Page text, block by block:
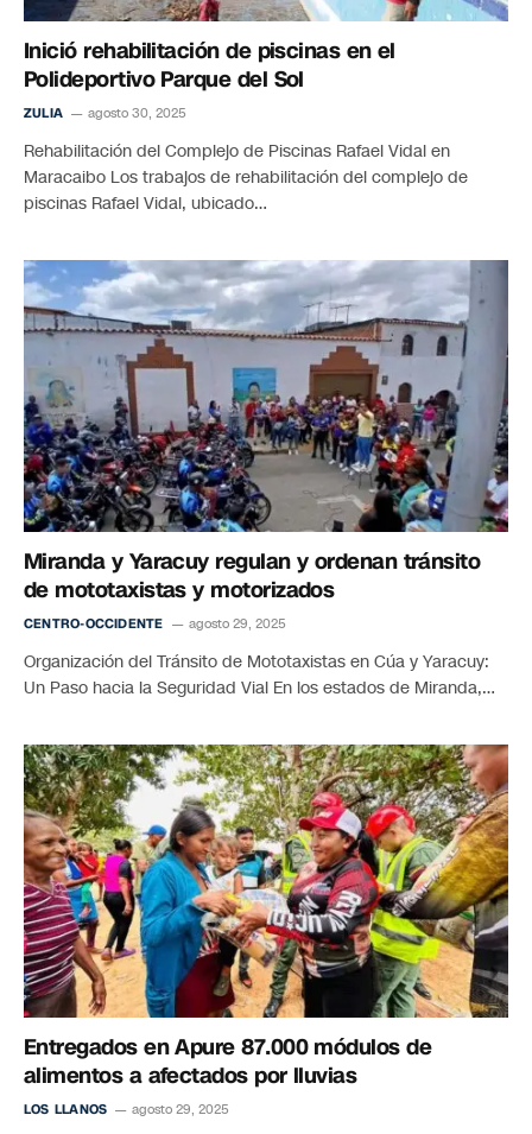
Inició rehabilitación de piscinas en el
Polideportivo Parque del Sol
ZULIA agosto 30, 2025
Rehabilitación del Complejo de Piscinas Rafael Vidal en
Maracaibo Los trabajos de rehabilitación del complejo de
piscinas Rafael Vidal, ubicado…
Miranda y Yaracuy regulan y ordenan tránsito
de mototaxistas y motorizados
CENTRO-OCCIDENTE agosto 29, 2025
Organización del Tránsito de Mototaxistas en Cúa y Yaracuy:
Un Paso hacia la Seguridad Vial En los estados de Miranda,…
Entregados en Apure 87.000 módulos de
alimentos a afectados por lluvias
LOS LLANOS agosto 29, 2025